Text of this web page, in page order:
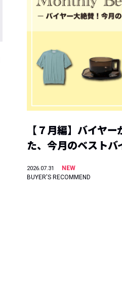
【７月編】バイヤー
た、今月のベストバ
2026.07.31
NEW
BUYER'S RECOMMEND